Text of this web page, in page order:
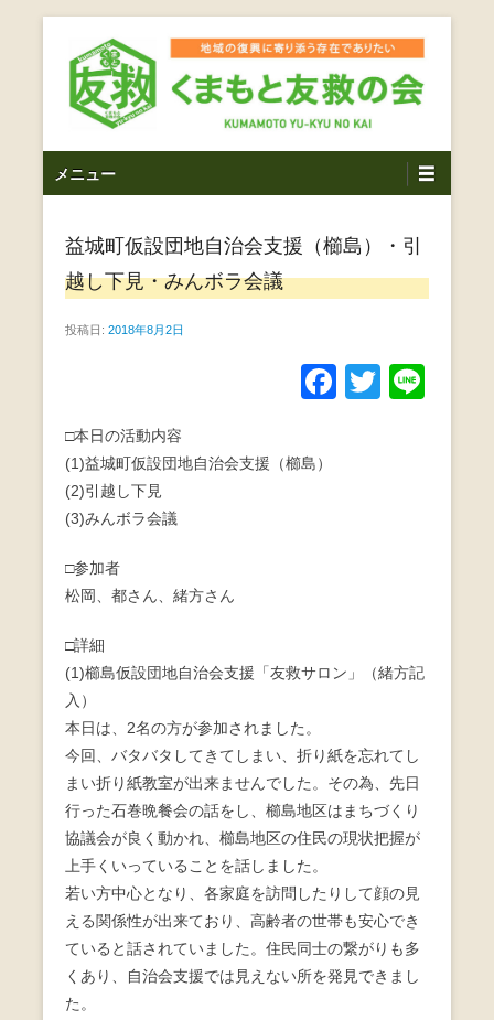
ス
くまもと友救の会｜地域
の復興に寄り添う存在で
ありたい｜熊本県上益城
郡益城町｜災害ボランテ
し代表松岡亮太を中心に、熊本地震発生直後から被災者の
復興・生活再建を目的に活動しているボランティア団体で
イ
メニュー
益城町仮設団地自治会支援（櫛島）・引
越し下見・みんボラ会議
投稿日: 2018年8月2日
F T
□本日の活動内容
(1)益城町仮設団地自治会支援（櫛島）
(2)引越し下見
(3)みんボラ会議
□参加者
松岡、都さん、緒方さん
□詳細
(1)櫛島仮設団地自治会支援「友救サロン」（緒方記
入）
本日は、2名の方が参加されました。
今回、バタバタしてきてしまい、折り紙を忘れてし
まい折り紙教室が出来ませんでした。その為、先日
行った石巻晩餐会の話をし、櫛島地区はまちづくり
協議会が良く動かれ、櫛島地区の住民の現状把握が
上手くいっていることを話しました。
若い方中心となり、各家庭を訪問したりして顔の見
える関係性が出来ており、高齢者の世帯も安心でき
ていると話されていました。住民同士の繋がりも多
くあり、自治会支援では見えない所を発見できまし
た。